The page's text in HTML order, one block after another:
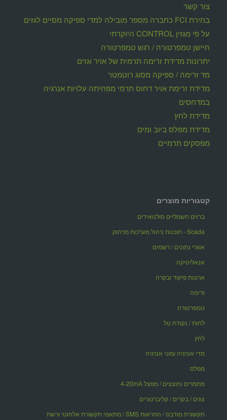
צור קשר
בחירת FCI כחברה מספר מובילה למדי ספיקה מסיים לגזים
על פי מגזין CONTROL היוקרתי
חיישן טמפרטורה / רגש טמפרטורה
יתרונות מדידת זרימה תרמית של אויר וגזים
מד זרימה / ספיקה מסוג רוטמטר
מדידת זרימת אויר דחוס תרמי מפחיתה עלויות אנרגיה
במדחסים
מדידת לחץ
מדידת מפלס ביוב ומים
מפסקים תרמיים
קטגוריות מוצרים
ברזים חשמליים סולנואידים
Scada - תוכנות ניהול מערכות מרחוק
אוגרי נתונים / רשמים
אנאליטיקה
ארונות פיקוד ובקרה
זרימה
טמפרטורה
לחות / נקודת טל
לחץ
מדי אנרגיה ומוני אנרגיה
מפלס
מתמרים וחוצצים / מפצל 4-20mA
צגים / בקרים / קליברטורים
תקשורת מודבס / התראות SMS / מתאמי תקשורת אלחוטי ורשת